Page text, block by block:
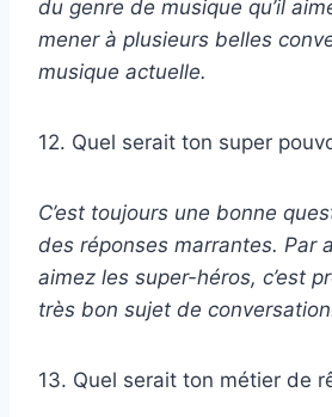
du genre de musique qu’il
mener à plusieurs belles
musique actuelle.
12. Quel serait ton super
C’est toujours une bonne
des réponses marrantes. Par
aimez les super-héros, c’est
très bon sujet de
13. Quel serait ton métier de